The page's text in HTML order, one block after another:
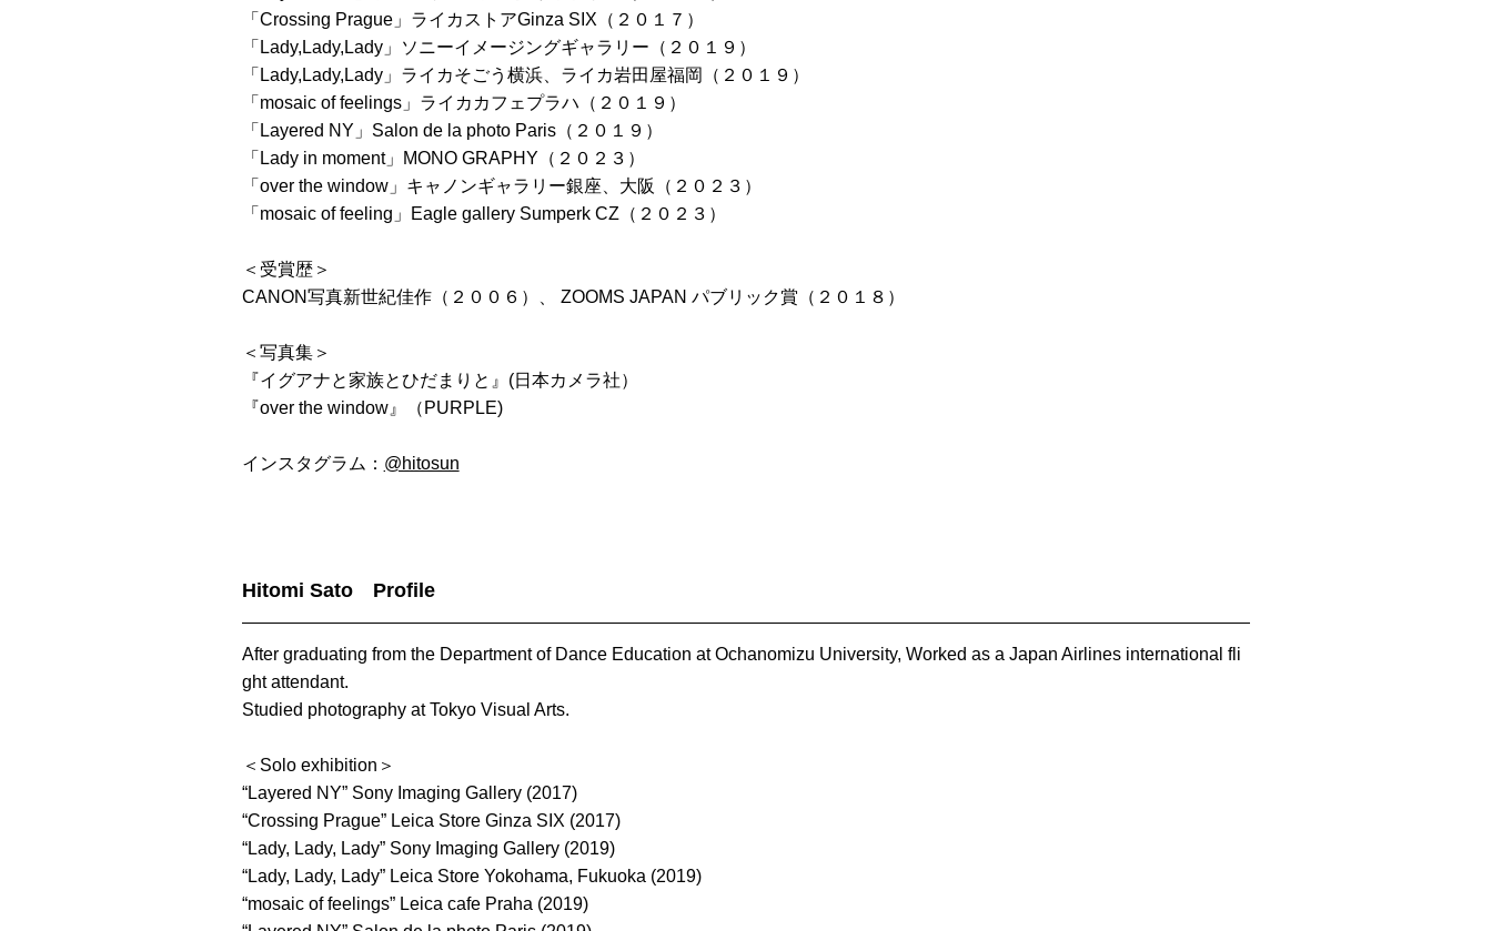
「Crossing Prague」ライカストアGinza SIX（２０１７）
「Lady,Lady,Lady」ソニーイメージングギャラリー（２０１９）
「Lady,Lady,Lady」ライカそごう横浜、ライカ岩田屋福岡（２０１９）
「mosaic of feelings」ライカカフェプラハ（２０１９）
「Layered NY」Salon de la photo Paris（２０１９）
「Lady in moment」MONO GRAPHY（２０２３）
「over the window」キャノンギャラリー銀座、大阪（２０２３）
「mosaic of feeling」Eagle gallery Sumperk CZ（２０２３）
＜受賞歴＞
CANON写真新世紀佳作（２００６）、 ZOOMS JAPAN パブリック賞（２０１８）
＜写真集＞
『イグアナと家族とひだまりと』(日本カメラ社）
『over the window』（PURPLE)
インスタグラム： @hitosun
Hitomi Sato Profile
After graduating from the Department of Dance Education at Ochanomizu University, Worked as a Japan Airlines international fli
ght attendant.
Studied photography at Tokyo Visual Arts.
＜Solo exhibition＞
“Layered NY” Sony Imaging Gallery (2017)
“Crossing Prague” Leica Store Ginza SIX (2017)
“Lady, Lady, Lady” Sony Imaging Gallery (2019)
“Lady, Lady, Lady” Leica Store Yokohama, Fukuoka (2019)
“mosaic of feelings” Leica cafe Praha (2019)